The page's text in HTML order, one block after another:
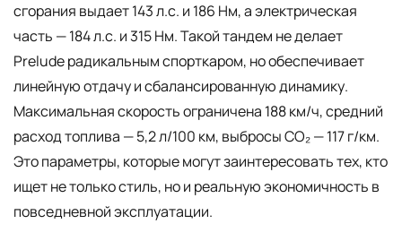
сгорания выдает 143 л.с. и 186 Нм, а электрическая
часть — 184 л.с. и 315 Нм. Такой тандем не делает
Prelude радикальным спорткаром, но обеспечивает
линейную отдачу и сбалансированную динамику.
Максимальная скорость ограничена 188 км/ч, средний
расход топлива — 5,2 л/100 км, выбросы CO₂ — 117 г/км.
Это параметры, которые могут заинтересовать тех, кто
ищет не только стиль, но и реальную экономичность в
повседневной эксплуатации.